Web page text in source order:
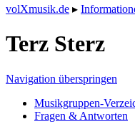
volXmusik.de ▸
Terz Sterz
Navigation überspringen
Musikgruppen-
Fragen & Antworten